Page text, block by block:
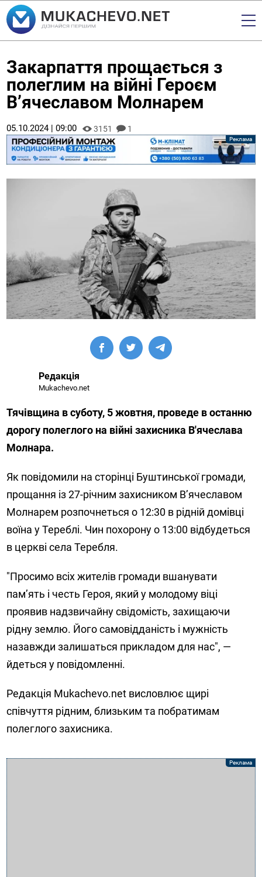
Закарпаття прощається з
полеглим на війні Героєм
В’ячеславом Молнарем
05.10.2024 | 09:00 3151 1
Редакція
Mukachevo.net
Тячівщина в суботу, 5 жовтня, проведе в останню
дорогу полеглого на війні захисника В'ячеслава
Молнара.
Як повідомили на сторінці Буштинської громади,
прощання із 27-річним захисником В’ячеславом
Молнарем розпочнеться о 12:30 в рідній домівці
воїна у Тереблі. Чин похорону о 13:00 відбудеться
в церкві села Теребля.
"Просимо всіх жителів громади вшанувати
пам’ять і честь Героя, який у молодому віці
проявив надзвичайну свідомість, захищаючи
рідну землю. Його самовідданість і мужність
назавжди залишаться прикладом для нас", —
йдеться у повідомленні.
Редакція Mukachevo.net висловлює щирі
співчуття рідним, близьким та побратимам
полеглого захисника.